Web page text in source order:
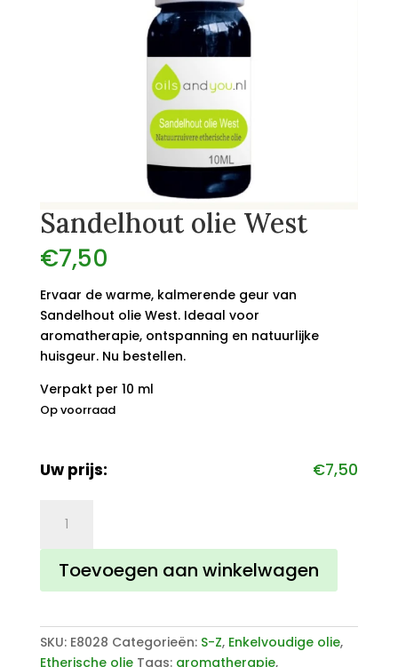
Sandelhout olie West
€7,50
Ervaar de warme, kalmerende geur van
Sandelhout olie West. Ideaal voor
aromatherapie, ontspanning en natuurlijke
huisgeur. Nu bestellen.
Verpakt per 10 ml
Op voorraad
Uw prijs: €7,50
West
aantal
Toevoegen aan winkelwagen
SKU: E8028 Categorieën: S-Z, Enkelvoudige olie,
Etherische olie Tags: aromatherapie,